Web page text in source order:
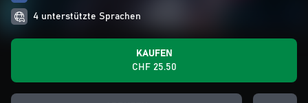
4 unterstützte Sprachen
KAUFEN
CHF 25.50